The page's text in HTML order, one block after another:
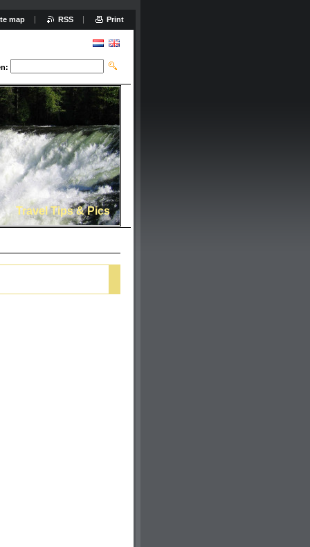
Travel Tips & Pics
map RSS Print